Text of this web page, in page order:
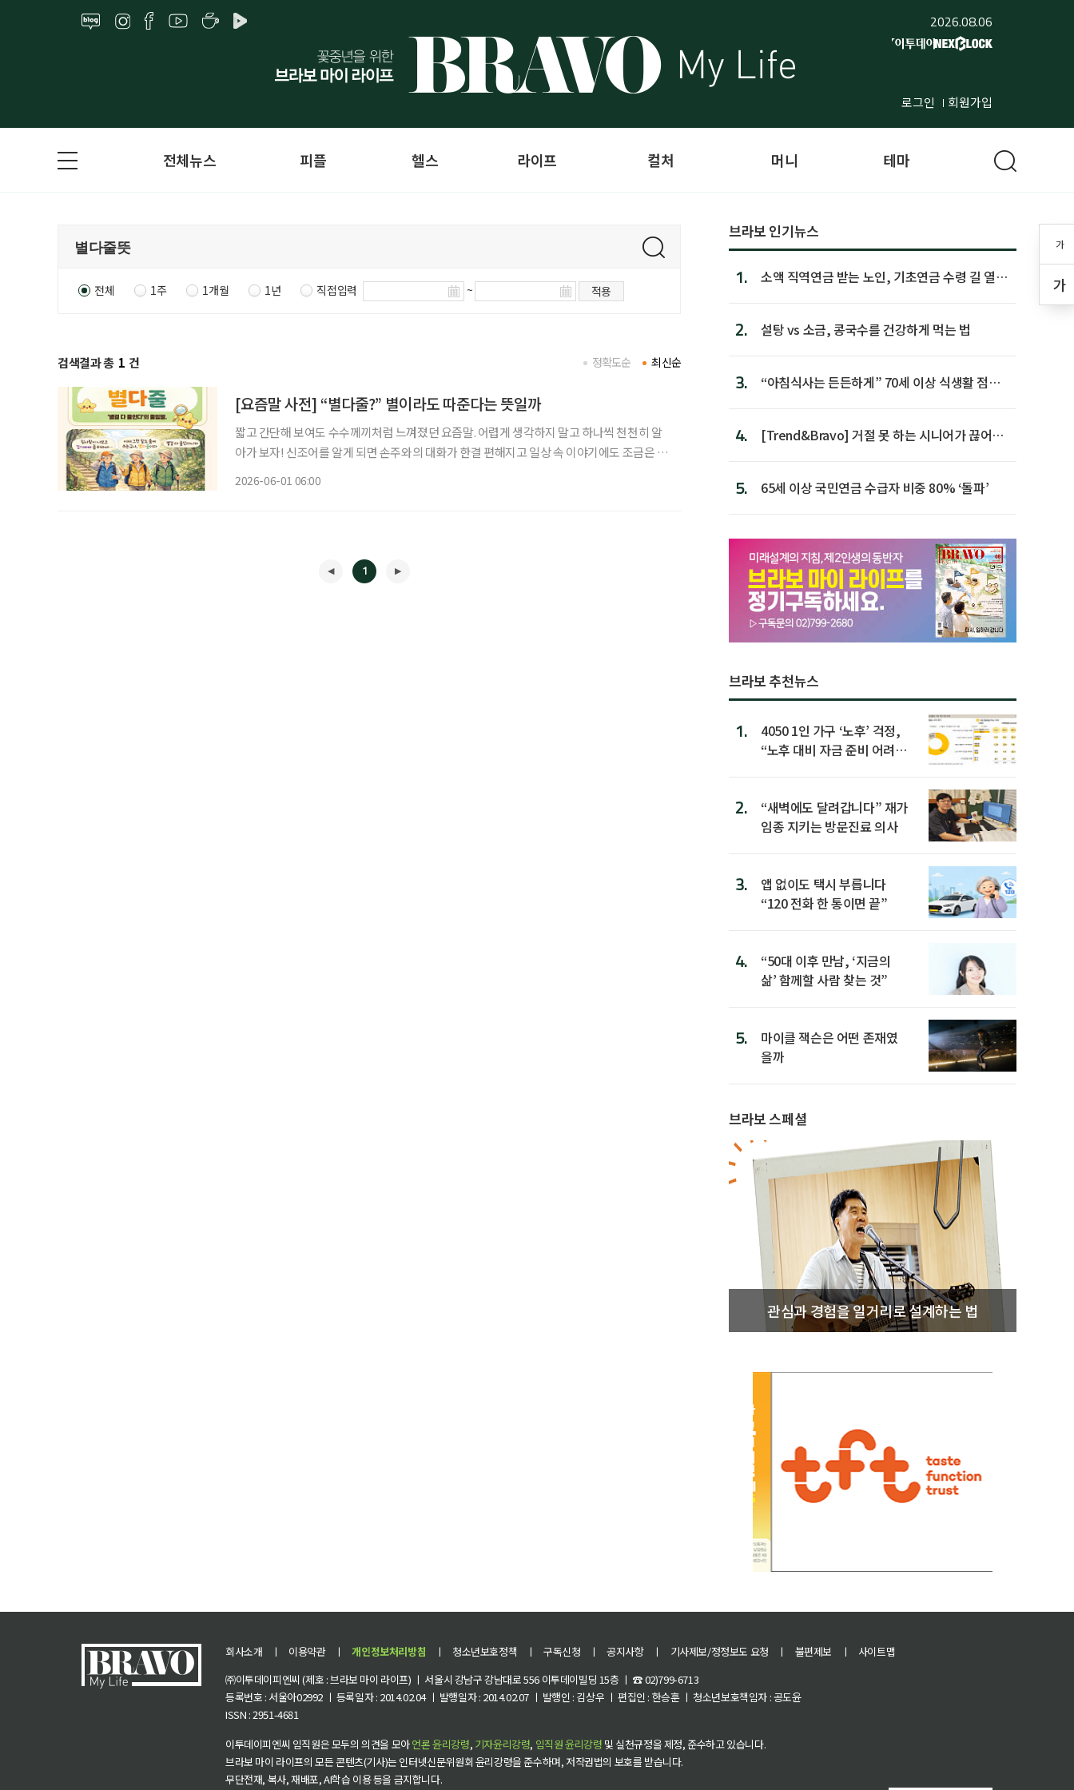
2026.08.06
로그인 회원가입
가
가
전체뉴스 피플 헬스 라이프 컬처 머니 테마
전체 1주 1개월 1년 직접입력 ~ 적용
검색결과 총 1 건 최신순
정확도순
[요즘말 사전] “별다줄?” 별이라도 따준다는 뜻일까
짧고 간단해 보여도 수수께끼처럼 느껴졌던 요즘말. 어렵게 생각하지 말고 하나씩 천천히 알
아가 보자! 신조어를 알게 되면 손주와의 대화가 한결 편해지고 일상 속 이야기에도 조금은 젊
2026-06-01 06:00
1
브라보 인기뉴스
1.
소액 직역연금 받는 노인, 기초연금 수령 길 열린
2. 설탕 vs 소금, 콩국수를 건강하게 먹는 법
3.
“아침식사는 든든하게” 70세 이상 식생활 점수
4.
[Trend&Bravo] 거절 못 하는 시니어가 끊어야
5. 65세 이상 국민연금 수급자 비중 80% ‘돌파’
브라보 추천뉴스
1.
4050 1인 가구 ‘노후’ 걱정,
“노후 대비 자금 준비 어려
2.
“새벽에도 달려갑니다” 재가
임종 지키는 방문진료 의사
3.
앱 없이도 택시 부릅니다
“120 전화 한 통이면 끝”
4.
“50대 이후 만남, ‘지금의
삶’ 함께할 사람 찾는 것”
5.
마이클 잭슨은 어떤 존재였
을까
브라보 스페셜
관심과 경험을 일거리로 설계하는 법
회사소개 ㅣ 이용약관 ㅣ 개인정보처리방침 ㅣ 청소년보호정책 ㅣ 구독신청 ㅣ 공지사항 ㅣ 기사제보/정정보도 요청 ㅣ 불편제보 ㅣ
사이트맵
㈜이투데이피엔씨 (제호 : 브라보 마이 라이프) ㅣ 서울시 강남구 강남대로 556 이투데이빌딩 15층 ㅣ ☎ 02)799-6713
등록번호 : 서울아02992 ㅣ 등록일자 : 2014.02.04 ㅣ 발행일자 : 2014.02.07 ㅣ 발행인 : 김상우 ㅣ 편집인 : 한승훈 ㅣ 청소년보호책임자 : 공도윤
ISSN : 2951-4681
이투데이피엔씨 임직원은 모두의 의견을 모아언론 윤리강령, 기자윤리강령, 임직원 윤리강령 및 실천규정을 제정, 준수하고 있습니다.
브라보 마이 라이프의 모든 콘텐츠(기사)는 인터넷신문위원회 윤리강령을 준수하며, 저작권법의 보호를 받습니다.
무단전재, 복사, 재배포, AI학습 이용 등을 금지합니다.